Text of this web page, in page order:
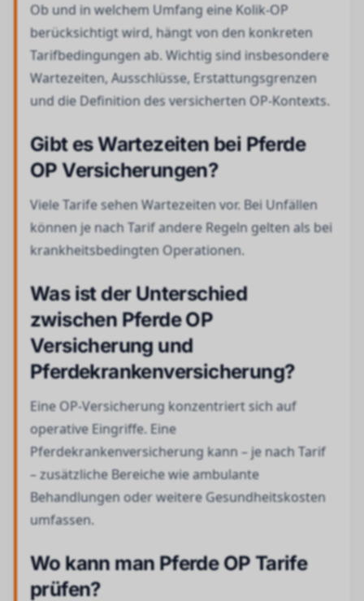
Ob und in welchem Umfang eine Kolik-OP
berücksichtigt wird, hängt von den konkreten
Tarifbedingungen ab. Wichtig sind insbesondere
Wartezeiten, Ausschlüsse, Erstattungsgrenzen
und die Definition des versicherten OP-Kontexts.
Gibt es Wartezeiten bei Pferde
OP Versicherungen?
Viele Tarife sehen Wartezeiten vor. Bei Unfällen
können je nach Tarif andere Regeln gelten als bei
krankheitsbedingten Operationen.
Was ist der Unterschied
zwischen Pferde OP
Versicherung und
Pferdekrankenversicherung?
Eine OP-Versicherung konzentriert sich auf
operative Eingriffe. Eine
Pferdekrankenversicherung kann – je nach Tarif
– zusätzliche Bereiche wie ambulante
Behandlungen oder weitere Gesundheitskosten
umfassen.
Wo kann man Pferde OP Tarife
prüfen?